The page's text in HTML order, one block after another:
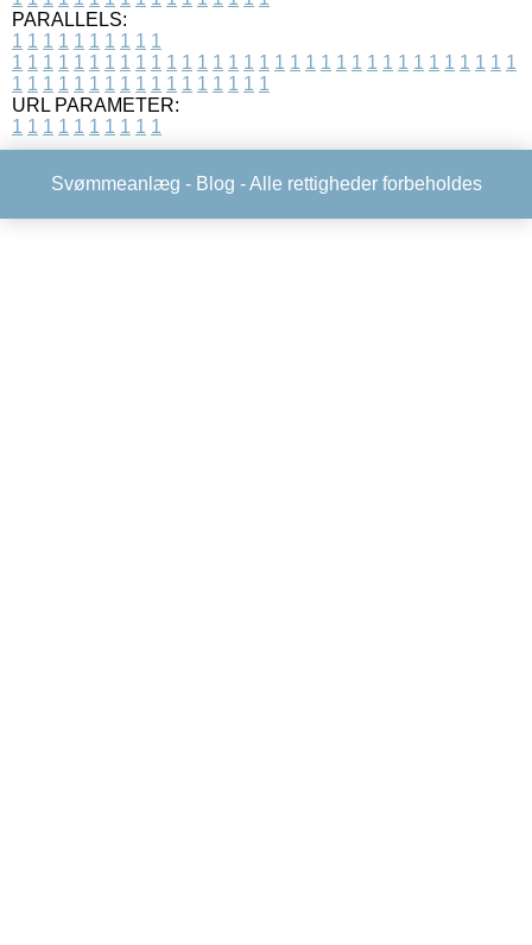
PARALLELS:
1 1 1 1 1 1 1 1 1 1
1 1 1 1 1 1 1 1 1 1 1 1 1 1 1 1 1 1 1 1 1 1 1 1 1 1 1 1 1 1 1 1 1
1 1 1 1 1 1 1 1 1 1 1 1 1 1 1 1 1
URL PARAMETER:
1 1 1 1 1 1 1 1 1 1
Svømmeanlæg - Blog - Alle rettigheder forbeholdes